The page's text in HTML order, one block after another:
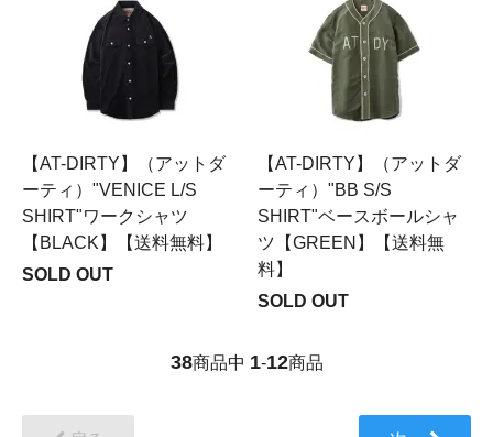
【AT-DIRTY】（アットダ
ーティ）"VENICE L/S
SHIRT"ワークシャツ
【BLACK】【送料無料】
SOLD OUT
【AT-DIRTY】（アットダ
ーティ）"BB S/S
SHIRT"ベースボールシャ
ツ【GREEN】【送料無
料】
SOLD OUT
38商品中 1-12商品